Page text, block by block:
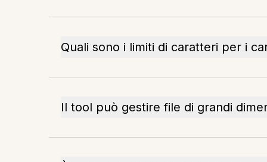
Quali sono i limiti di caratteri per i
Il tool può gestire file di grandi